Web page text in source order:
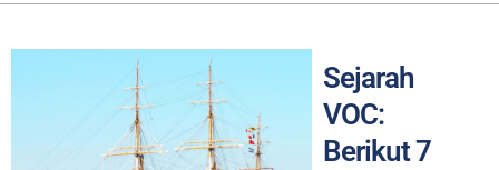
Sejarah
VOC:
Berikut 7